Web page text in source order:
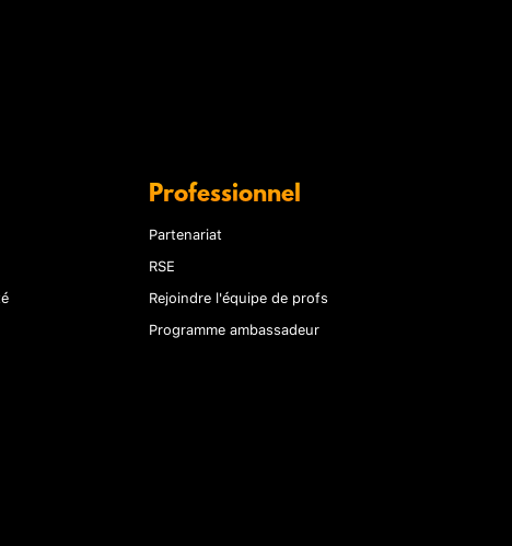
Professionnel
Partenariat
RSE
Rejoindre l'équipe de profs
Programme ambassadeur